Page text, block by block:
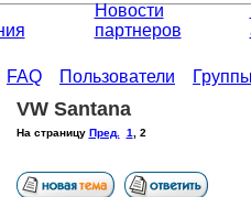
Новости
партнеров
FAQ Пользователи
VW Santana
На страницу Пред. 1 2